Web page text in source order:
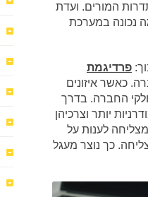
המורים. ועדת
נכונה במערכת
פרדיגמת
כאשר איזונים
חלקי החברה. בדרך
יותר וצרכיהן
לענות על
כך נוצר מעגל